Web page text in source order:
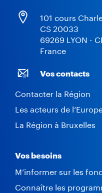
101 cours
CS 20033
69269 LYON -
France
Vos contacts
Contacter la Région
Les acteurs de
La Région à Bruxelles
Vos besoins
M’informer sur les
Connaître les